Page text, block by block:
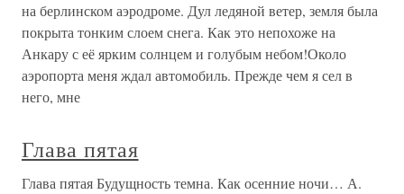
на берлинском аэродроме. Дул ледяной ветер, земля была
покрыта тонким слоем снега. Как это непохоже на
Анкару с её ярким солнцем и голубым небом!Около
аэропорта меня ждал автомобиль. Прежде чем я сел в
него, мне
Глава пятая
Глава пятая Будущность темна. Как осенние ночи… А.